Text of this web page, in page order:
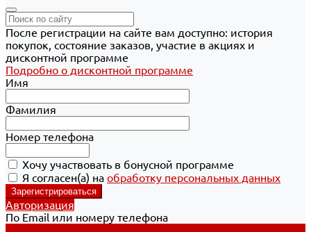
После регистрации на сайте вам доступно: история
покупок, состояние заказов, участие в акциях и
дисконтной программе
Подробно о дисконтной программе
Имя
Фамилия
Номер телефона
Хочу участвовать в бонусной программе
Я согласен(а) на обработку персональных данных
Авторизация
По Email или номеру телефона